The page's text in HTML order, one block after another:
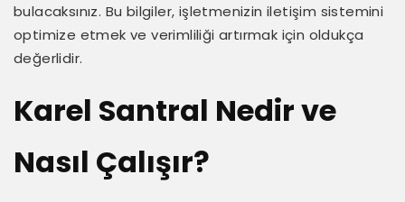
bulacaksınız. Bu bilgiler, işletmenizin iletişim sistemini
optimize etmek ve verimliliği artırmak için oldukça
değerlidir.
Karel Santral Nedir ve
Nasıl Çalışır?